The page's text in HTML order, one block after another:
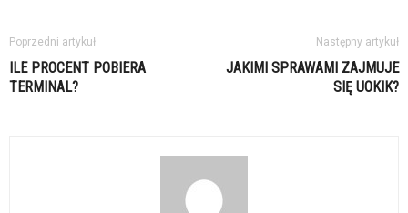
Poprzedni artykuł
ILE PROCENT POBIERA
TERMINAL?
Następny artykuł
JAKIMI SPRAWAMI ZAJMUJE
SIĘ UOKIK?